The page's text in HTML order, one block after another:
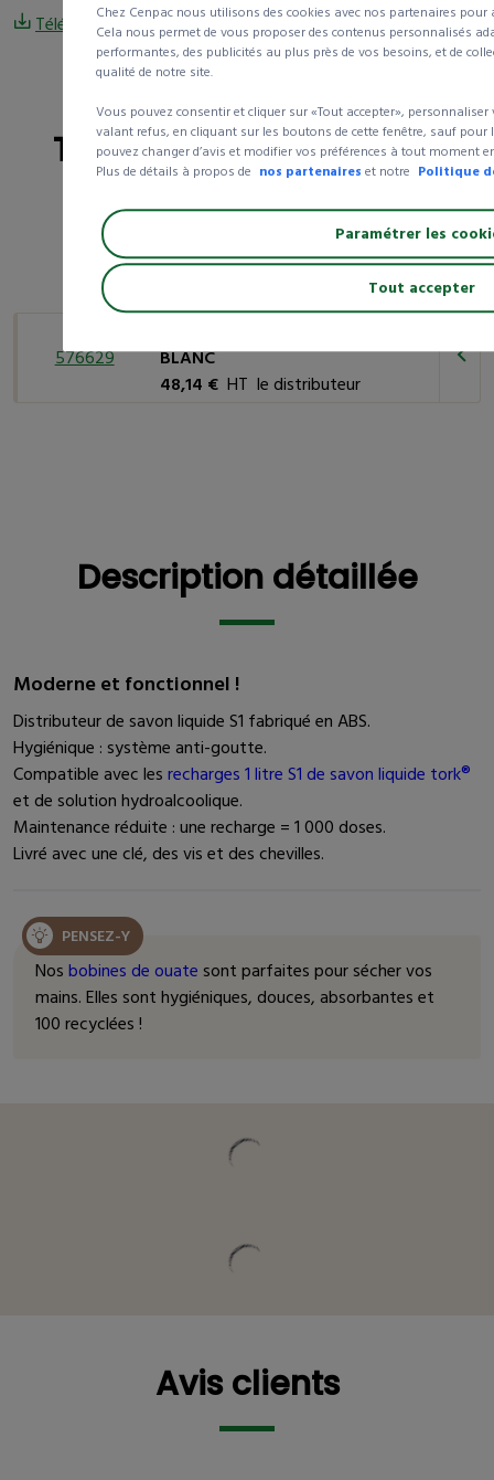
Télécharger les documents
Tableau des références
Tableau des références
Ce produit existe en1référence
576629
BLANC
48,14 € HT le distributeur
Description détaillée
Moderne et fonctionnel !
Distributeur de savon liquide S1 fabriqué en ABS.
Hygiénique : système anti-goutte.
Compatible avec lesrecharges 1 litre S1 de savon liquide tork®
et de solution hydroalcoolique.
Maintenance réduite : une recharge = 1 000 doses.
Livré avec une clé, des vis et des chevilles.
PENSEZ-Y
Nosbobines de ouate sont parfaites pour sécher vos
mains. Elles sont hygiéniques, douces, absorbantes et
100 recyclées !
Vous pourriez être intéressé
Avis clients
Chez Cenpac nous utilisons des cookies avec nos partenaires
Cela nous permet de vous proposer des contenus personnalisés
performantes, des publicités au plus près de vos besoins, et de
qualité de notre site.
Vous pouvez consentir et cliquer sur «Tout accepter»,
valant refus, en cliquant sur les boutons de cette fenêtre, sauf pour
pouvez changer d’avis et modifier vos préférences à tout moment
Plus de détails à propos de nos partenaires et notre Politique
Paramétrer les
Tout accepter